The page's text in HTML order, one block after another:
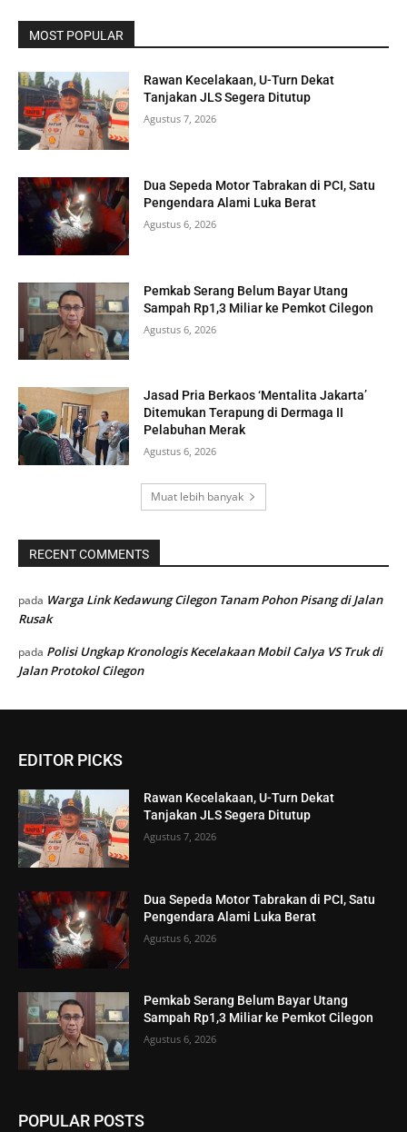
MOST POPULAR
Rawan Kecelakaan, U-Turn Dekat
Tanjakan JLS Segera Ditutup
Agustus 7, 2026
Dua Sepeda Motor Tabrakan di PCI, Satu
Pengendara Alami Luka Berat
Agustus 6, 2026
Pemkab Serang Belum Bayar Utang
Sampah Rp1,3 Miliar ke Pemkot Cilegon
Agustus 6, 2026
Jasad Pria Berkaos ‘Mentalita Jakarta’
Ditemukan Terapung di Dermaga II
Pelabuhan Merak
Agustus 6, 2026
Muat lebih banyak
RECENT COMMENTS
pada Warga Link Kedawung Cilegon Tanam Pohon Pisang di Jalan
Rusak
pada Polisi Ungkap Kronologis Kecelakaan Mobil Calya VS Truk di
Jalan Protokol Cilegon
EDITOR PICKS
Rawan Kecelakaan, U-Turn Dekat
Tanjakan JLS Segera Ditutup
Agustus 7, 2026
Dua Sepeda Motor Tabrakan di PCI, Satu
Pengendara Alami Luka Berat
Agustus 6, 2026
Pemkab Serang Belum Bayar Utang
Sampah Rp1,3 Miliar ke Pemkot Cilegon
Agustus 6, 2026
POPULAR POSTS